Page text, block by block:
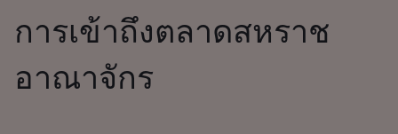
การเข้าถึงตลาดสหราช
อาณาจักร